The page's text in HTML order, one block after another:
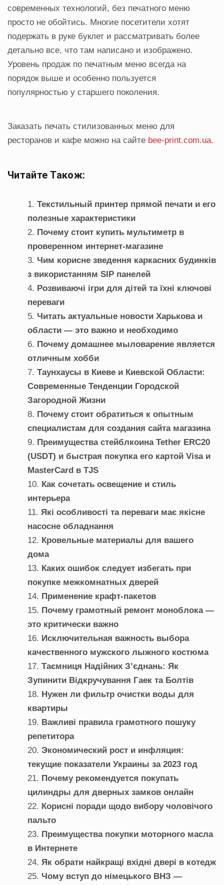
современных технологий, без печатного меню
просто не обойтись. Многие посетители хотят
подержать в руке буклет и рассматривать более
детально все, что там написано и изображено.
Уровень продаж по печатным меню всегда на
порядок выше и особенно пользуется
популярностью у старшего поколения.
Заказать печать стилизованных меню для
ресторанов и кафе можно на сайте bee-print.com.ua.
Читайте Також:
Текстильный принтер прямой печати и его
полезные характеристики
Почему стоит купить мультиметр в
проверенном интернет-магазине
Чим корисне зведення каркасних будинків
з використанням SIP панелей
Розвиваючі ігри для дітей та їхні ключові
переваги
Читать актуальные новости Харькова и
области — это важно и необходимо
Почему домашнее мыловарение является
отличным хобби
Таунхаусы в Киеве и Киевской Области:
Современные Тенденции Городской
Загородной Жизни
Почему стоит обратиться к опытным
специалистам для создания сайта магазина
Преимущества стейблкоина Tether ERC20
(USDT) и быстрая покупка его картой Visa и
MasterCard в TJS
Как сочетать освещение и стиль
интерьера
Які особливості та переваги має якісне
насосне обладнання
Кровельные материалы для вашего
дома
Каких ошибок следует избегать при
покупке межкомнатных дверей
Применение крафт-пакетов
Почему грамотный ремонт моноблока —
это критически важно
Исключительная важность выбора
качественного мужского лыжного костюма
Таємниця Надійних З’єднань: Як
Зупинити Відкручування Гаек та Болтів
Нужен ли фильтр очистки воды для
квартиры
Важливі правила грамотного пошуку
репетитора
Экономический рост и инфляция:
текущие показатели Украины за 2023 год
Почему рекомендуется покупать
цилиндры для дверных замков онлайн
Корисні поради щодо вибору чоловічого
пальто
Преимущества покупки моторного масла
в Интернете
Як обрати найкращі вхідні двері в котедж
Чому вступ до німецького ВНЗ —